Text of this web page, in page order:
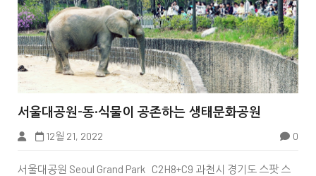


서울대공원-동·식물이 공존하는 생태문화공원
12월 21, 2022 0
서울대공원 Seoul Grand Park C2H8+C9 과천시 경기도 스팟 스